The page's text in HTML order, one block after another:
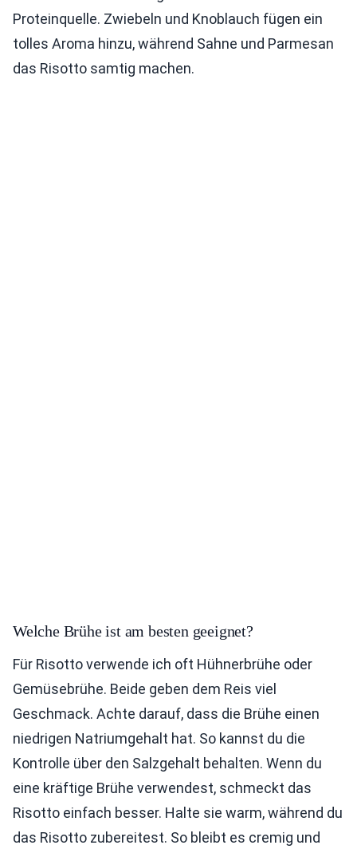
Proteinquelle. Zwiebeln und Knoblauch fügen ein
tolles Aroma hinzu, während Sahne und Parmesan
das Risotto samtig machen.
Welche Brühe ist am besten geeignet?
Für Risotto verwende ich oft Hühnerbrühe oder
Gemüsebrühe. Beide geben dem Reis viel
Geschmack. Achte darauf, dass die Brühe einen
niedrigen Natriumgehalt hat. So kannst du die
Kontrolle über den Salzgehalt behalten. Wenn du
eine kräftige Brühe verwendest, schmeckt das
Risotto einfach besser. Halte sie warm, während du
das Risotto zubereitest. So bleibt es cremig und